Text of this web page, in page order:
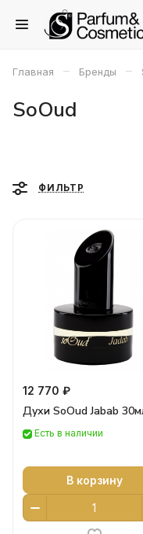
Главная – Бренды –
SoOud
ФИЛЬТР
12 770 ₽
Духи SoOud Jabab
Есть в наличии
В корзину